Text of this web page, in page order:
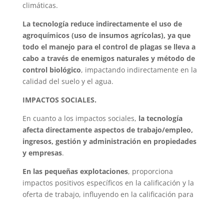
climáticas.
La tecnología reduce indirectamente el uso de
agroquímicos (uso de insumos agrícolas), ya que
todo el manejo para el control de plagas se lleva a
cabo a través de enemigos naturales y método de
control biológico, impactando indirectamente en la
calidad del suelo y el agua.
IMPACTOS SOCIALES.
En cuanto a los impactos sociales, la tecnología
afecta directamente aspectos de trabajo/empleo,
ingresos, gestión y administración en propiedades
y empresas.
En las pequeñas explotaciones, proporciona
impactos positivos específicos en la calificación y la
oferta de trabajo, influyendo en la calificación para